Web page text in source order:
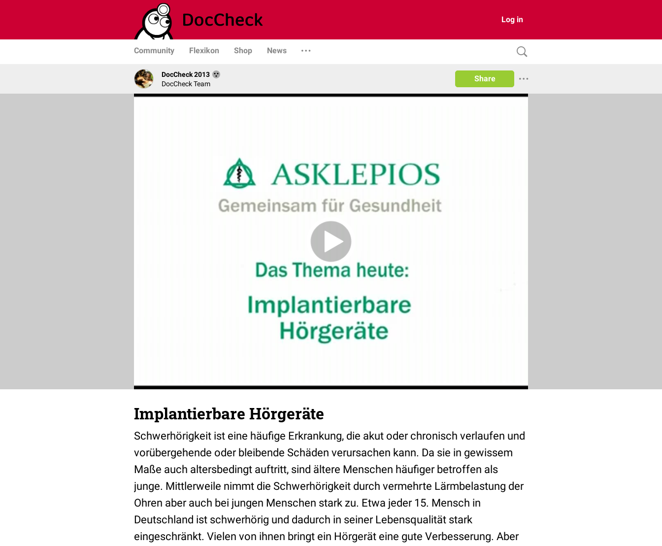
Log in
Community Flexikon Shop News
DocCheck 2013
DocCheck Team
Share
Implantierbare Hörgeräte
Schwerhörigkeit ist eine häufige Erkrankung, die akut oder chronisch verlaufen und
vorübergehende oder bleibende Schäden verursachen kann. Da sie in gewissem
Maße auch altersbedingt auftritt, sind ältere Menschen häufiger betroffen als
junge. Mittlerweile nimmt die Schwerhörigkeit durch vermehrte Lärmbelastung der
Ohren aber auch bei jungen Menschen stark zu. Etwa jeder 15. Mensch in
Deutschland ist schwerhörig und dadurch in seiner Lebensqualität stark
eingeschränkt. Vielen von ihnen bringt ein Hörgerät eine gute Verbesserung. Aber